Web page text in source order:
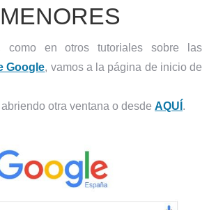
MENORES
como en otros tutoriales sobre las
Google, vamos a la página de inicio de
otra ventana o desde AQUÍ .